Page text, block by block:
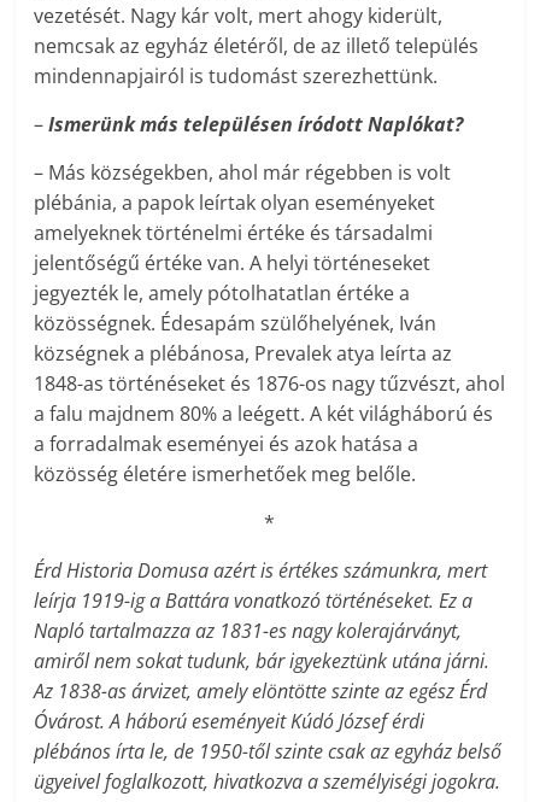
vezetését. Nagy kár volt, mert ahogy kiderült,
nemcsak az egyház életéről, de az illető település
mindennapjairól is tudomást szerezhettünk.
–Ismerünk más településen íródott Naplókat?
– Más községekben, ahol már régebben is volt
plébánia, a papok leírtak olyan eseményeket
amelyeknek történelmi értéke és társadalmi
jelentőségű értéke van. A helyi történeseket
jegyezték le, amely pótolhatatlan értéke a
közösségnek. Édesapám szülőhelyének, Iván
községnek a plébánosa, Prevalek atya leírta az
1848-as történéseket és 1876-os nagy tűzvészt, ahol
a falu majdnem 80% a leégett. A két világháború és
a forradalmak eseményei és azok hatása a
közösség életére ismerhetőek meg belőle.
*
Érd Historia Domusa azért is értékes számunkra, mert
leírja 1919-ig a Battára vonatkozó történéseket. Ez a
Napló tartalmazza az 1831-es nagy kolerajárványt,
amiről nem sokat tudunk, bár igyekeztünk utána járni.
Az 1838-as árvizet, amely elöntötte szinte az egész Érd
Óvárost. A háború eseményeit Kúdó József érdi
plébános írta le, de 1950-től szinte csak az egyház belső
ügyeivel foglalkozott, hivatkozva a személyiségi jogokra.